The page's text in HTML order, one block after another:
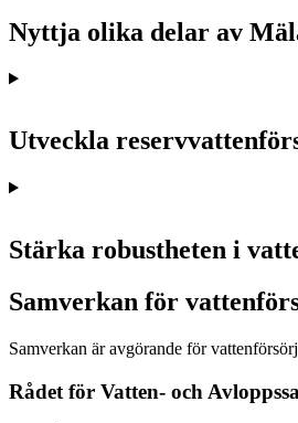
Nyttja olika delar av
Utveckla
Stärka robustheten i
Samverkan för
Samverkan är avgörande för
Rådet för Vatten- och